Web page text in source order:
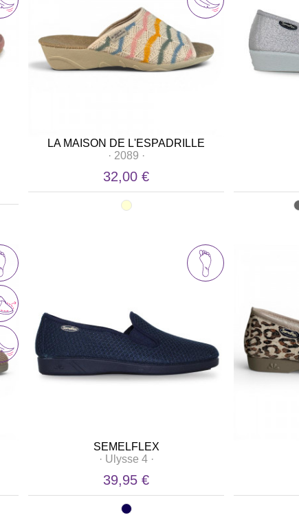
LA MAISON DE L'ESPADRILLE
· 2089 ·
32,00 €
SEMELFLEX
· Ulysse 4·
39,95 €